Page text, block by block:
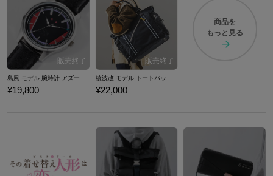
¥19,800 ¥22,000
商品を
もっと見る